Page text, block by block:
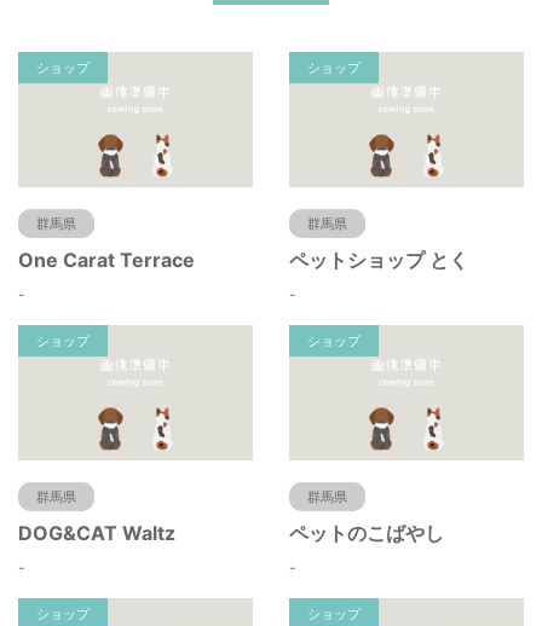
ショップ
群馬県
One Carat Terrace
-
ショップ
群馬県
ペットショップ とく
-
ショップ
群馬県
DOG&CAT Waltz
-
ショップ
群馬県
ペットのこばやし
-
ショップ ショップ